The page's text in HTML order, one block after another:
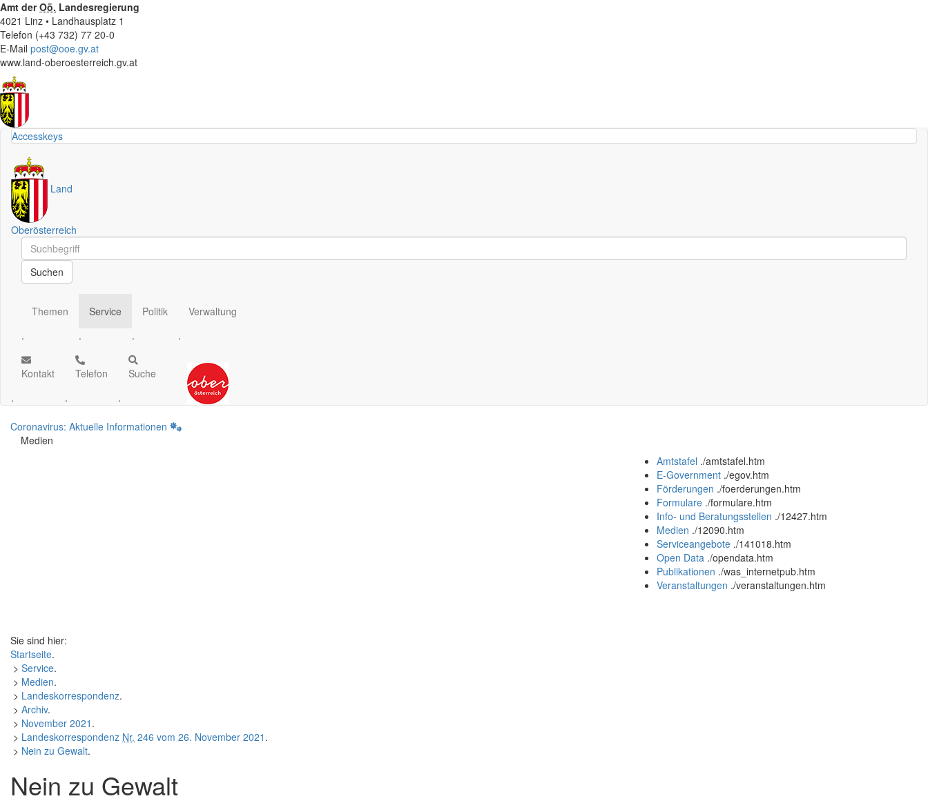
Amt derOö. Landesregierung
4021 Linz • Landhausplatz 1
Telefon (+43 732) 77 20-0
E-Mail post@ooe.gv.at
www.land-oberoesterreich.gv.at
Accesskeys
Land
Oberösterreich
Schnellsuche
Schnellsuche
Suchen
Themen
.
Service
.
Politik
.
Verwaltung
.
Kontakt
.
Telefon
.
Suche
.
Coronavirus: Aktuelle Informationen
Medien
Amtstafel ./amtstafel.htm
E-Government ./egov.htm
Förderungen ./foerderungen.htm
Formulare ./formulare.htm
Info- und Beratungsstellen ./12427.htm
Medien ./12090.htm
Serviceangebote ./141018.htm
Open Data ./opendata.htm
Publikationen ./was_internetpub.htm
Veranstaltungen ./veranstaltungen.htm
Sie sind hier:
Startseite.
> Service.
> Medien.
> Landeskorrespondenz.
> Archiv.
> November 2021 .
> Landeskorrespondenz Nr. 246 vom 26. November 2021 .
> Nein zu Gewalt.
Nein zu Gewalt